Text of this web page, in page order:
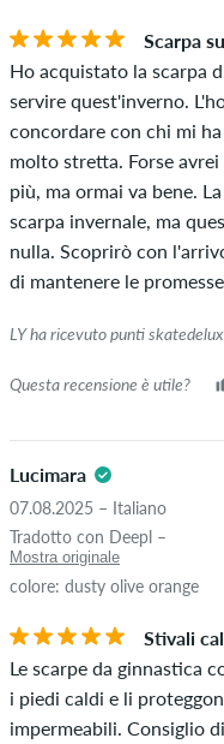
verde accanto al nome
queste persone,
ordini. Per le recensioni
possiamo garantire che
effettivamente
Scarpa
Ho acquistato la scarpa
servire quest'inverno.
concordare con chi mi
molto stretta. Forse
più, ma ormai va bene.
scarpa invernale, ma
nulla. Scoprirò con
di mantenere le promesse.
LY ha ricevuto punti
Questa recensione è utile?
Lucimara
07.08.2025 – Italiano
Tradotto con Deepl –
Mostra originale
colore: dusty olive orange
Stivali
Le scarpe da ginnastica
i piedi caldi e li
impermeabili. Consiglio